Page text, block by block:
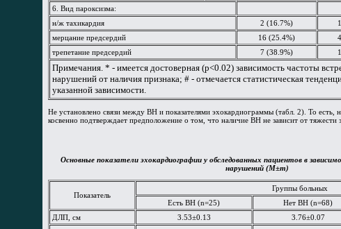
6. Вид пароксизма:
н/ж тахикардия
2 (16.7%)
мерцание предсердий
16 (25.4%)
трепетание предсердий
7 (38.9%)
Примечания. * - имеется достоверная (p<0.02) зависимость частоты
нарушений от наличия признака; # - отмечается статистическая
указанной зависимости.
Не установлено связи между ВН и показателями эхокардиограммы (табл. 2). То
косвенно подтверждает предположение о том, что наличие ВН не зависит от тяжести
Основные показатели эхокардиографии у обследованных пациентов в
нарушений (М±m)
Показатель
Группы больных
Есть ВН (n=25)
Нет ВН (n=68)
ДЛП, см
3.53±0.13 3.76±0.07